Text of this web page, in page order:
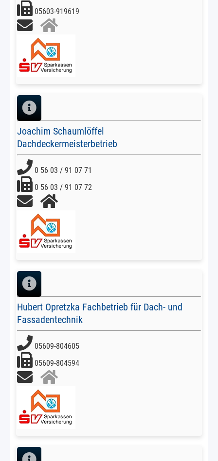
05603-919619
Joachim Schaumlöffel
Dachdeckermeisterbetrieb
0 56 03 / 91 07 71
0 56 03 / 91 07 72
Hubert Opretzka Fachbetrieb für Dach- und
Fassadentechnik
05609-804605
05609-804594